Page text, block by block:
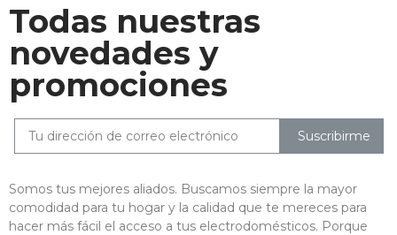
Todas nuestras
novedades y
promociones
Suscribirme
Somos tus mejores aliados. Buscamos siempre la mayor
comodidad para tu hogar y la calidad que te mereces para
hacer más fácil el acceso a tus electrodomésticos. Porque